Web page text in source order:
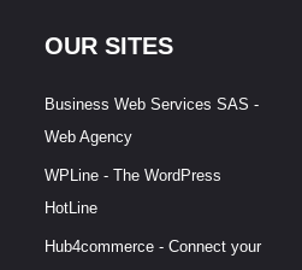
OUR SITES
Business Web Services SAS -
Web Agency
WPLine - The WordPress
HotLine
Hub4commerce - Connect your